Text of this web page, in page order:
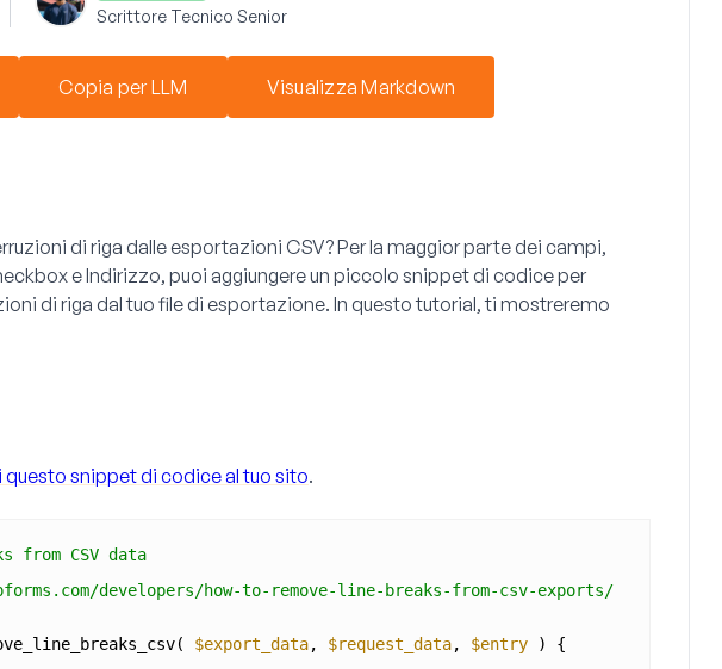
Scrittore Tecnico Senior
Copia per LLM Visualizza Markdown
di riga dalle esportazioni CSV? Per la maggior parte dei campi,
eIndirizzo, puoi aggiungere un piccolo snippet di codice per
di riga dal tuo file di esportazione. In questo tutorial, ti mostreremo
questo snippet di codice al tuo sito.
from CSV data
developers/how-to-remove-line-breaks-from-csv-exports/
$export_data, $request_data, $entry
) {